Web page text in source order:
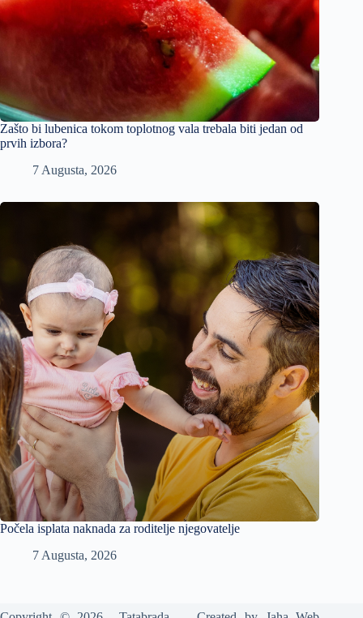
Zašto bi lubenica tokom toplotnog vala trebala biti jedan od
prvih izbora?
7 Augusta, 2026
Počela isplata naknada za roditelje njegovatelje
7 Augusta, 2026